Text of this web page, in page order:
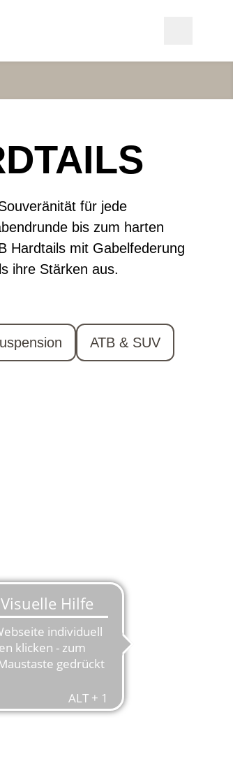
für jede
bis zum harten
Hardtails mit Gabelfederung
ihre Stärken aus.
ATB & SUV